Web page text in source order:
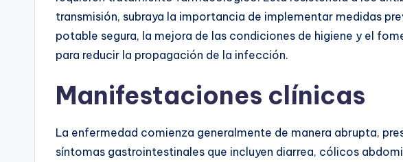
transmisión, subraya la importancia de implementar medidas
potable segura, la mejora de las condiciones de higiene y el
para reducir la propagación de la infección.
Manifestaciones clínicas
La enfermedad comienza generalmente de manera abrupta,
síntomas gastrointestinales que incluyen diarrea, cólicos